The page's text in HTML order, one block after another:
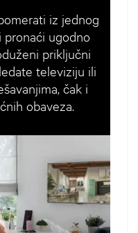
iz jednog
ugodno
priključni
televiziju ili
čak i
obaveza.